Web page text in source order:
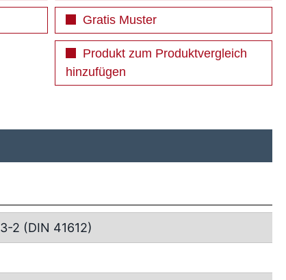
Gratis Muster
Produkt zum Produktvergleich
hinzufügen
2 (DIN 41612)